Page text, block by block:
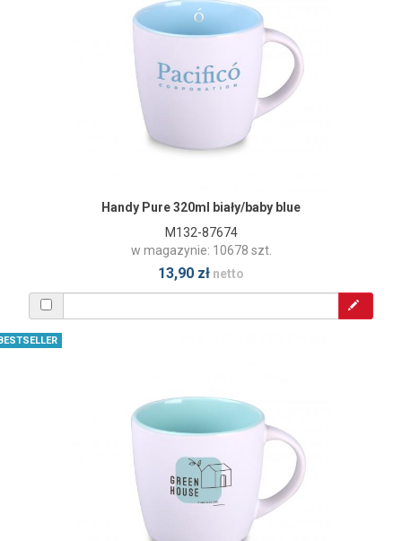
Handy Pure 320ml biały/baby blue
M132-87674
w magazynie: 10678 szt.
13,90 zł netto